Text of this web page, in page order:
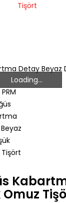
Tişört
Loading...
Loading...